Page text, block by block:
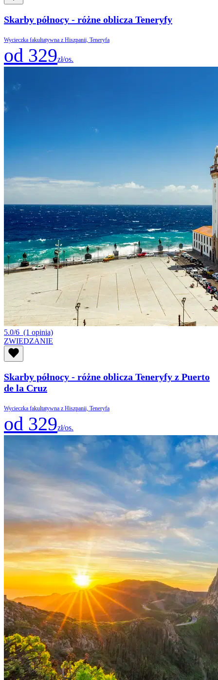
Skarby północy - różne oblicza Teneryfy
Wycieczka fakultatywna z Hiszpanii, Teneryfa
od 329zł/os.
5.0/6 (1 opinia)
ZWIEDZANIE
Skarby północy - różne oblicza Teneryfy z Puerto
de la Cruz
Wycieczka fakultatywna z Hiszpanii, Teneryfa
od 329zł/os.